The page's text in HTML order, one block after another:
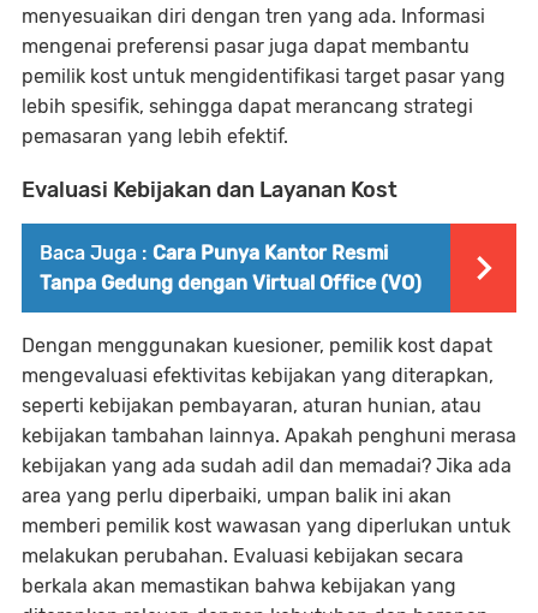
menyesuaikan diri dengan tren yang ada. Informasi
mengenai preferensi pasar juga dapat membantu
pemilik kost untuk mengidentifikasi target pasar yang
lebih spesifik, sehingga dapat merancang strategi
pemasaran yang lebih efektif.
Evaluasi Kebijakan dan Layanan Kost
Baca Juga : Cara Punya Kantor Resmi
Tanpa Gedung dengan Virtual Office (VO)
Dengan menggunakan kuesioner, pemilik kost dapat
mengevaluasi efektivitas kebijakan yang diterapkan,
seperti kebijakan pembayaran, aturan hunian, atau
kebijakan tambahan lainnya. Apakah penghuni merasa
kebijakan yang ada sudah adil dan memadai? Jika ada
area yang perlu diperbaiki, umpan balik ini akan
memberi pemilik kost wawasan yang diperlukan untuk
melakukan perubahan. Evaluasi kebijakan secara
berkala akan memastikan bahwa kebijakan yang